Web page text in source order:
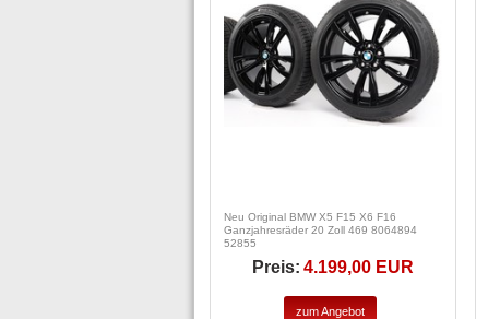
Neu Original BMW X5 F15 X6 F16
Ganzjahresräder 20 Zoll 469 8064894
52855
Preis: 4.199,00 EUR
zum Angebot